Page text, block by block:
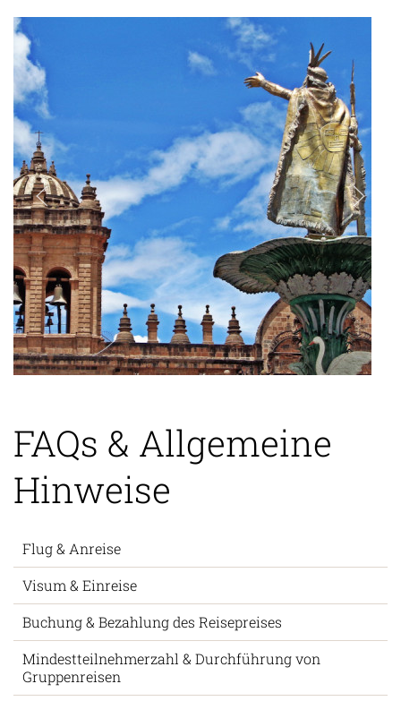
FAQs & Allgemeine
Hinweise
Flug & Anreise
Visum & Einreise
Buchung & Bezahlung des Reisepreises
Mindestteilnehmerzahl & Durchführung von
Gruppenreisen